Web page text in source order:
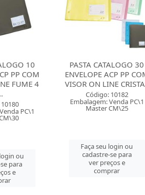
30
PP COM
CRISTAL
PC\1
para
e
PASTA CATALOGO 50
ENVELOPE PERCALUX
VERDE
Código: 10410
Embalagem: Venda PC\1
Master PC\1
Faça seu login ou
cadastre-se para
ver preços e
comprar